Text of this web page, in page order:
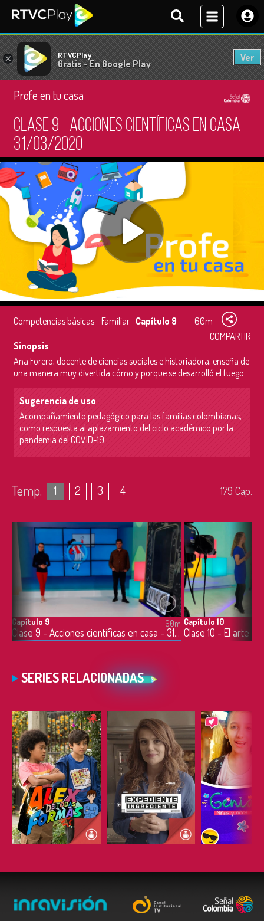
× RTVCPlay
Gratis - En Google Play
Ver
Profe en tu casa
Clase 9 - Acciones científicas en casa -
31/03/2020
Competencias básicas - Familiar Capítulo 9
60m
COMPARTIR
Sinopsis
Ana Forero, docente de ciencias sociales e historiadora, enseña de
una manera muy divertida cómo y porque se desarrolló el fuego.
Sugerencia de uso
Acompañamiento pedagógico para las familias colombianas,
como respuesta al aplazamiento del ciclo académico por la
pandemia del COVID-19.
Temp. 1 2 3 4 179 Cap.
Capítulo 9
Clase 9 - Acciones científicas en casa - 31/03/2020
60m Capítulo 10
SERIES RELACIONADAS
ESCUCHAR ESCUCHAR